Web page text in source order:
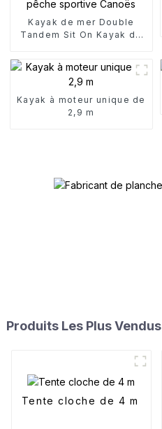
Kayak de mer Double
Tandem Sit On Kayak de
Kayak à moteur unique de
2,9 m
Produits Les Plus Vendus
Tente cloche de 4 m